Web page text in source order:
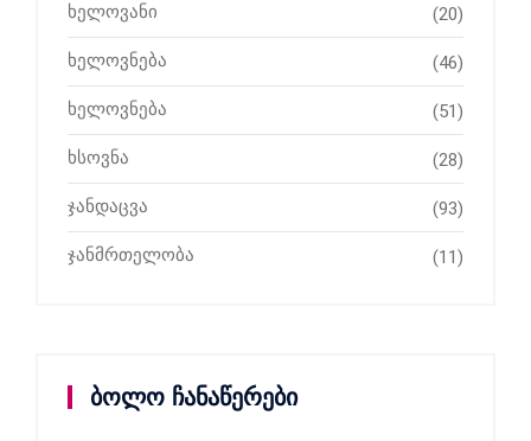
ხელოვანი (20)
ხელოვნება (46)
ხელოვნება (51)
ხსოვნა (28)
ჯანდაცვა (93)
ჯანმრთელობა (11)
ბოლო ჩანაწერები